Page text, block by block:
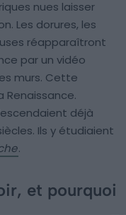
nues laisser
Les dorures, les
réapparaîtront
par un vidéo
murs. Cette
déjà
Ils y étudiaient
.
et pourquoi